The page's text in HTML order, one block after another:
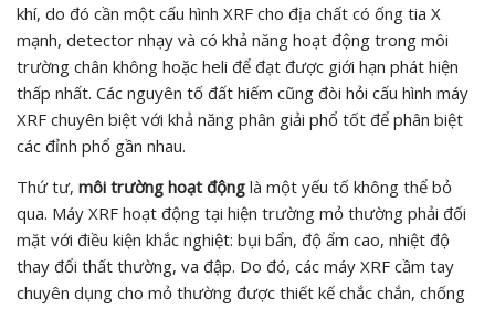
khí, do đó cần một cấu hình XRF cho địa chất có ống tia X
mạnh, detector nhạy và có khả năng hoạt động trong môi
trường chân không hoặc heli để đạt được giới hạn phát hiện
thấp nhất. Các nguyên tố đất hiếm cũng đòi hỏi cấu hình máy
XRF chuyên biệt với khả năng phân giải phổ tốt để phân biệt
các đỉnh phổ gần nhau.
Thứ tư, môi trường hoạt động là một yếu tố không thể bỏ
qua. Máy XRF hoạt động tại hiện trường mỏ thường phải đối
mặt với điều kiện khắc nghiệt: bụi bẩn, độ ẩm cao, nhiệt độ
thay đổi thất thường, va đập. Do đó, các máy XRF cầm tay
chuyên dụng cho mỏ thường được thiết kế chắc chắn, chống